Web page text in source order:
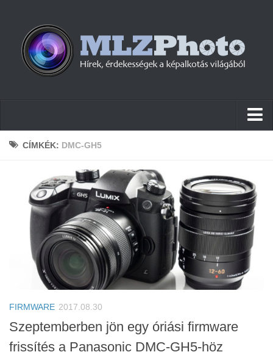
Hírek
Cikkek
Szoftver
Firmware
Tudástár
Tanácsok
Helyszíni Riport
E-BB
CÍMKÉK: DMC-GH5
FIRMWARE 2017.08.30
Szeptemberben jön egy óriási firmware
frissítés a Panasonic DMC-GH5-höz